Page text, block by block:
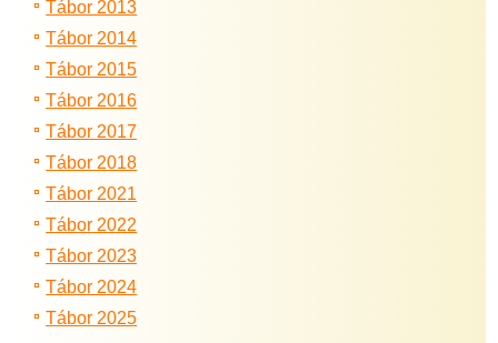
Tábor 2013
Tábor 2014
Tábor 2015
Tábor 2016
Tábor 2017
Tábor 2018
Tábor 2021
Tábor 2022
Tábor 2023
Tábor 2024
Tábor 2025